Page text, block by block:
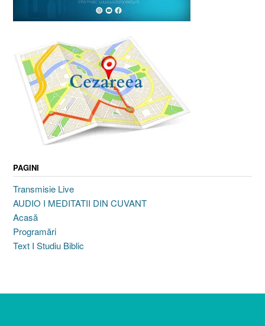
PAGINI
Transmisie Live
AUDIO I MEDITATII DIN CUVANT
Acasă
Programări
Text I Studiu Biblic